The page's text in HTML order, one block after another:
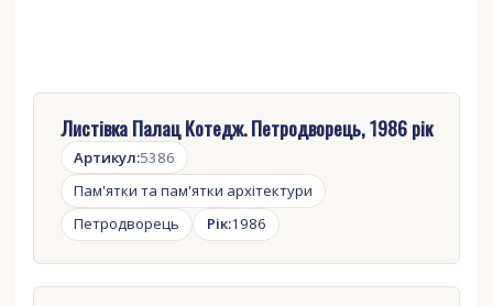
Листівка Палац Котедж. Петродворець, 1986 рік
Артикул:5386
Пам'ятки та пам'ятки архітектури
Петродворець
Рік:1986